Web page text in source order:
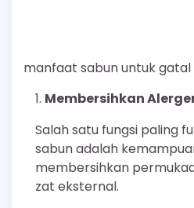
manfaat sabun untuk
Membersihkan
Salah satu fungsi paling
sabun adalah
membersihkan
zat eksternal.